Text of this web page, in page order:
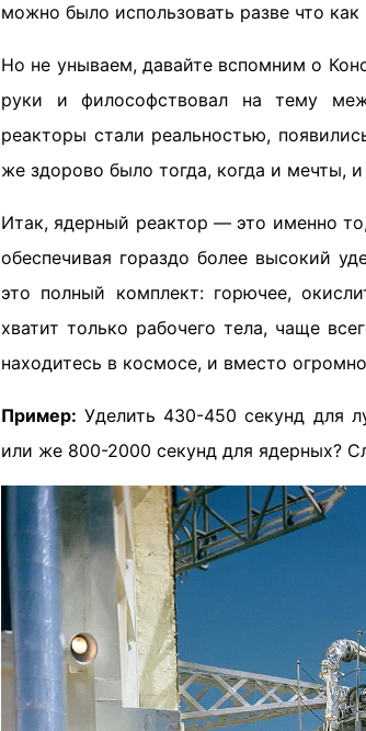
можно было использовать разве что
Но не унываем, давайте вспомним о
руки и философствовал на тему
реакторы стали реальностью,
же здорово было тогда, когда и мечты,
Итак, ядерный реактор — это именно
обеспечивая гораздо более высокий
это полный комплект: горючее,
хватит только рабочего тела, чаще
находитесь в космосе, и вместо
Пример: Уделить 430-450 секунд для
или же 800-2000 секунд для ядерных?